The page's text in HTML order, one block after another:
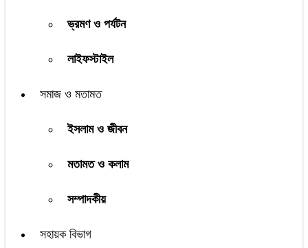
ভ্রমণ ও পর্যটন
লাইফস্টাইল
সমাজ ও মতামত
ইসলাম ও জীবন
মতামত ও কলাম
সম্পাদকীয়
সহায়ক বিভাগ